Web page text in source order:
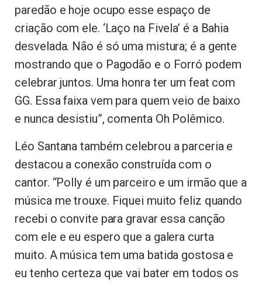
paredão e hoje ocupo esse espaço de
criação com ele. ‘Laço na Fivela’ é a Bahia
desvelada. Não é só uma mistura; é a gente
mostrando que o Pagodão e o Forró podem
celebrar juntos. Uma honra ter um feat com
GG. Essa faixa vem para quem veio de baixo
e nunca desistiu”, comenta Oh Polêmico.
Léo Santana também celebrou a parceria e
destacou a conexão construída com o
cantor. “Polly é um parceiro e um irmão que a
música me trouxe. Fiquei muito feliz quando
recebi o convite para gravar essa canção
com ele e eu espero que a galera curta
muito. A música tem uma batida gostosa e
eu tenho certeza que vai bater em todos os